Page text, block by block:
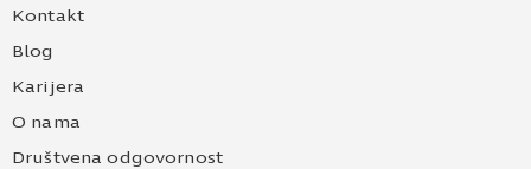
Kontakt
Blog
Karijera
O nama
Društvena odgovornost